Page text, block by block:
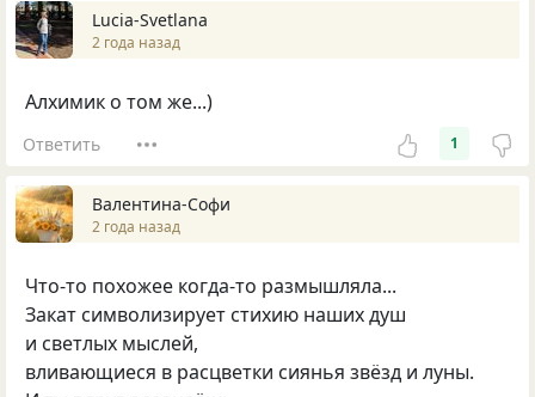
Lucia-Svetlana
2 года назад
Алхимик о том же...)
Ответить 1
Валентина-Софи
2 года назад
Что-то похожее когда-то размышляла...
Закат символизирует стихию наших душ
и светлых мыслей,
вливающиеся в расцветки сиянья звёзд и луны.